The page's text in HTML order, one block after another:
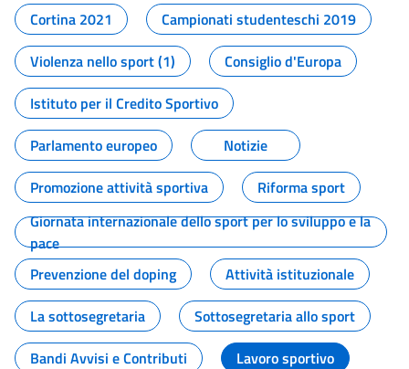
Cortina 2021
Campionati studenteschi 2019
Violenza nello sport (1)
Consiglio d'Europa
Istituto per il Credito Sportivo
Parlamento europeo
Notizie
Promozione attività sportiva
Riforma sport
Giornata internazionale dello sport per lo sviluppo e la
pace
Prevenzione del doping
Attività istituzionale
La sottosegretaria
Sottosegretaria allo sport
Bandi Avvisi e Contributi
Lavoro sportivo